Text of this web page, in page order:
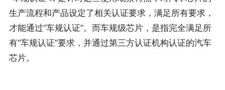
生产流程和产品设定了相关认证要求，满足所有要求，
才能通过“车规认证”。而车规级芯片，是指完全满足所
有“车规认证”要求，并通过第三方认证机构认证的汽车
芯片。